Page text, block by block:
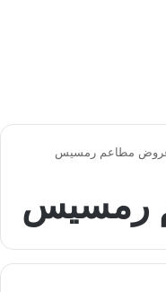
مطاعم رمسيس
رمسيس